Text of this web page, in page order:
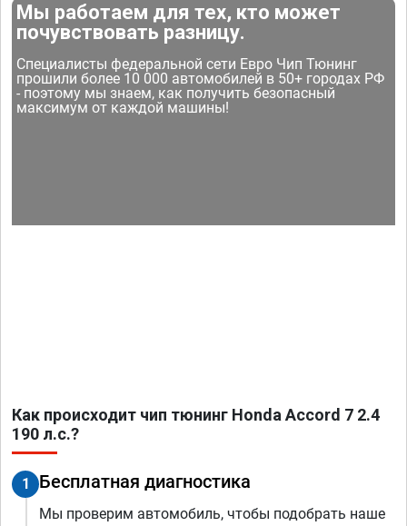
Мы работаем для тех, кто может
почувствовать разницу.
Специалисты федеральной сети Евро Чип Тюнинг
прошили более 10 000 автомобилей в 50+ городах РФ
- поэтому мы знаем, как получить безопасный
максимум от каждой машины!
Как происходит чип тюнинг Honda Accord 7 2.4
190 л.с.?
1 Бесплатная диагностика
Мы проверим автомобиль, чтобы подобрать наше